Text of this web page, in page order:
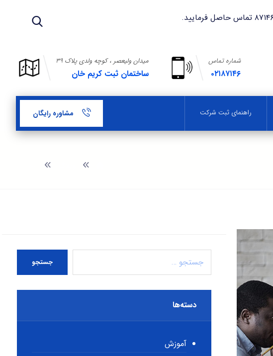
میدان ولیعصر ، کوچه ولدی پلاک ۳۹
ساختمان ثبت کریم خان
شماره تماس
۰۲۱۸۷۱۴۶
راهنمای ثبت شرکت مشاوره رایگان
جستجو
دسته‌ها
آموزش